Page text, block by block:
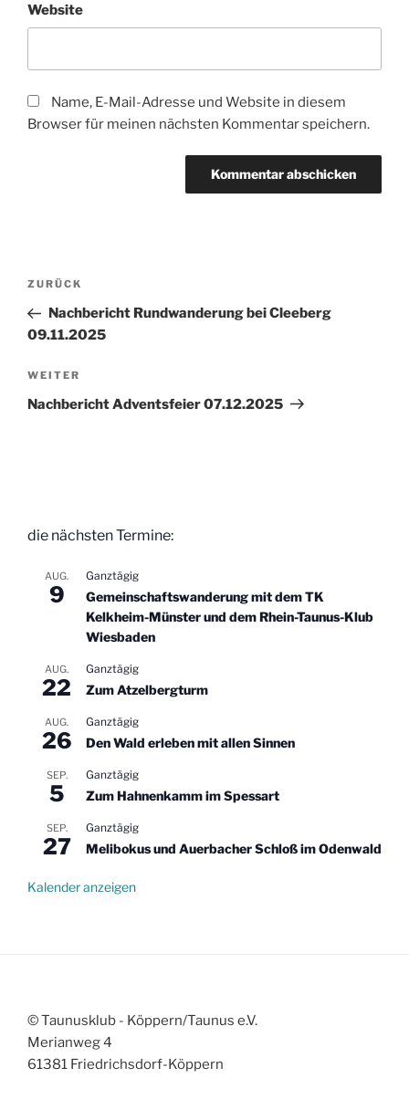
Website
Name, E-Mail-Adresse und Website in diesem
Browser für meinen nächsten Kommentar speichern.
Beitragsnavigation
Vorheriger
Beitrag
ZURÜCK
Nachbericht Rundwanderung bei Cleeberg
09.11.2025
Nächster
Beitrag
WEITER
Nachbericht Adventsfeier 07.12.2025
die nächsten Termine:
AUG.
9
Ganztägig
Gemeinschaftswanderung mit dem TK
Kelkheim-Münster und dem Rhein-Taunus-Klub
Wiesbaden
AUG.
22
Ganztägig
Zum Atzelbergturm
AUG.
26
Ganztägig
Den Wald erleben mit allen Sinnen
SEP.
5
Ganztägig
Zum Hahnenkamm im Spessart
SEP.
27
Ganztägig
Melibokus und Auerbacher Schloß im Odenwald
Kalender anzeigen
© Taunusklub - Köppern/Taunus e.V.
Merianweg 4
61381 Friedrichsdorf-Köppern